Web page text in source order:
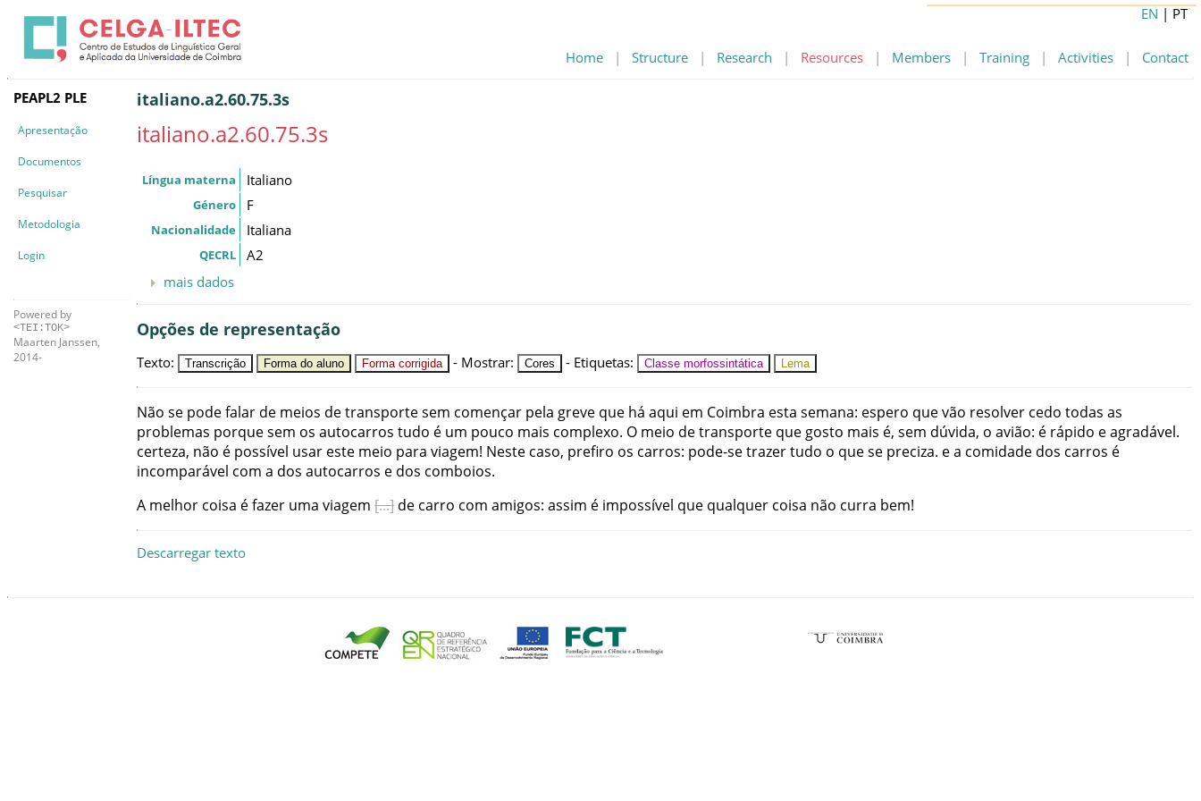
Home | Structure | Research | Resources | Members | Training | Activities | Contact
EN | PT
PEAPL2 PLE
Apresentação
Documentos
Pesquisar
Metodologia
Login
Powered by
<TEI:TOK>
Maarten Janssen,
2014-
italiano.a2.60.75.3s
italiano.a2.60.75.3s
Língua materna Italiano
Género F
Nacionalidade Italiana
QECRL
A2
mais dados
Opções de representação
Texto: Transcrição Forma do aluno Forma corrigida - Mostrar: Cores - Etiquetas: Classe morfossintática Lema
Não se podefalar de meios detransportesem començar pela greve que há aqui em Coimbra esta semana: espero quevão resolver cedo todas as
problemas porquesem os autocarros tudo é um pouco mais complexo. O meio detransporte que gosto mais é, sem dúvida, o avião: é rápido eagradável.
certeza, não é possível usar este meio para viagem! Neste caso, prefiro os carros: pode-setrazertudo o quese preciza. ea comidade dos carros é
incomparável com a dos autocarros e dos comboios.
A melhor coisa éfazer uma viagem de carro com amigos: assim é impossível que qualquer coisa não curra bem!
Descarregar texto